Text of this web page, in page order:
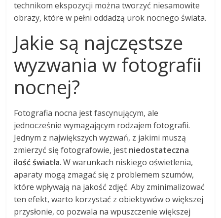
technikom ekspozycji można tworzyć niesamowite
obrazy, które w pełni oddadzą urok nocnego świata.
Jakie są najczęstsze
wyzwania w fotografii
nocnej?
Fotografia nocna jest fascynującym, ale
jednocześnie wymagającym rodzajem fotografii.
Jednym z największych wyzwań, z jakimi muszą
zmierzyć się fotografowie, jest niedostateczna
ilość światła. W warunkach niskiego oświetlenia,
aparaty mogą zmagać się z problemem szumów,
które wpływają na jakość zdjęć. Aby zminimalizować
ten efekt, warto korzystać z obiektywów o większej
przysłonie, co pozwala na wpuszczenie większej